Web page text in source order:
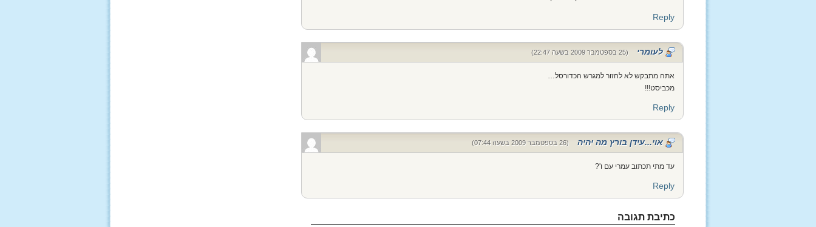
Reply
לעומרי (25 בספטמבר 2009 בשעה 22:47)
אתה מתבקש לא לחזור למגרש הכדורסל…
מכביסט!!!
Reply
אוי...עידן בורץ מה יהיה (26 בספטמבר 2009 בשעה 07:44)
עד מתי תכתוב עמרי עם ו'?
Reply
כתיבת תגובה